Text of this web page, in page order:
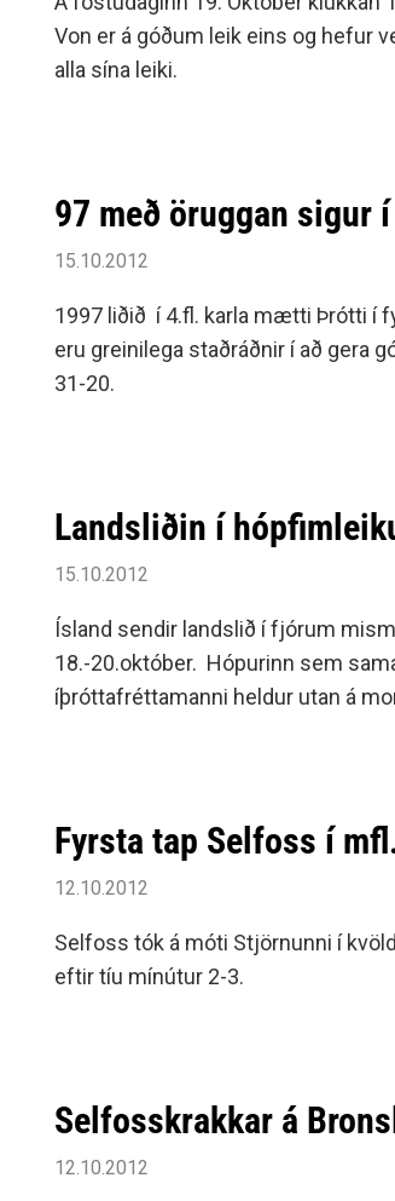
Von er á góðum leik eins og hefur
alla sína leiki.
97 með öruggan sigur
15.10.2012
1997 liðið í 4.fl. karla mætti Þrótti í
eru greinilega staðráðnir í að gera
31-20.
Landsliðin í
15.10.2012
Ísland sendir landslið í fjórum
18.-20.október. Hópurinn sem
íþróttafréttamanni heldur utan á
Fyrsta tap Selfoss í
12.10.2012
Selfoss tók á móti Stjörnunni í
eftir tíu mínútur 2-3.
Selfosskrakkar á
12.10.2012